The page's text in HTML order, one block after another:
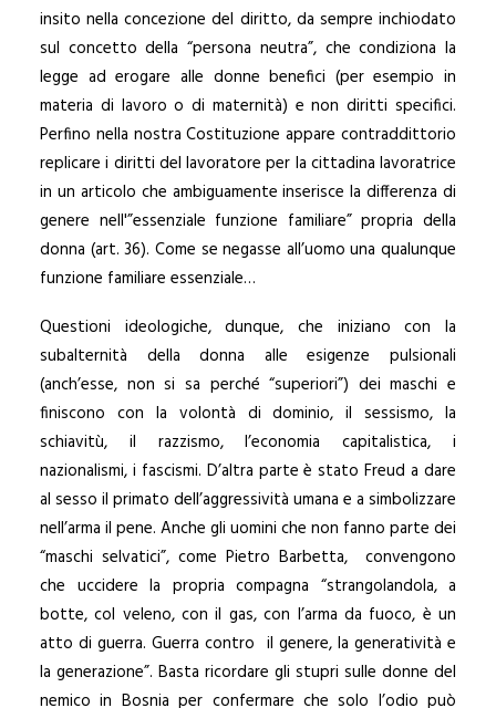
insito nella concezione del diritto, da sempre inchiodato
sul concetto della “persona neutra”, che condiziona la
legge ad erogare alle donne benefici (per esempio in
materia di lavoro o di maternità) e non diritti specifici.
Perfino nella nostra Costituzione appare contraddittorio
replicare i diritti del lavoratore per la cittadina lavoratrice
in un articolo che ambiguamente inserisce la differenza di
genere nell'”essenziale funzione familiare” propria della
donna (art. 36). Come se negasse all’uomo una qualunque
funzione familiare essenziale…
Questioni ideologiche, dunque, che iniziano con la
subalternità della donna alle esigenze pulsionali
(anch’esse, non si sa perché “superiori”) dei maschi e
finiscono con la volontà di dominio, il sessismo, la
schiavitù, il razzismo, l’economia capitalistica, i
nazionalismi, i fascismi. D’altra parte è stato Freud a dare
al sesso il primato dell’aggressività umana e a simbolizzare
nell’arma il pene. Anche gli uomini che non fanno parte dei
“maschi selvatici”, come Pietro Barbetta, convengono
che uccidere la propria compagna “strangolandola, a
botte, col veleno, con il gas, con l’arma da fuoco, è un
atto di guerra. Guerra contro il genere, la generatività e
la generazione”. Basta ricordare gli stupri sulle donne del
nemico in Bosnia per confermare che solo l’odio può